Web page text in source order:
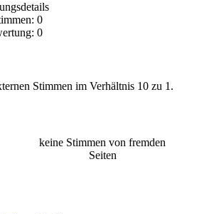
0
0
Stimmen im Verhältnis 10 zu 1.
keine Stimmen von fremden
Seiten